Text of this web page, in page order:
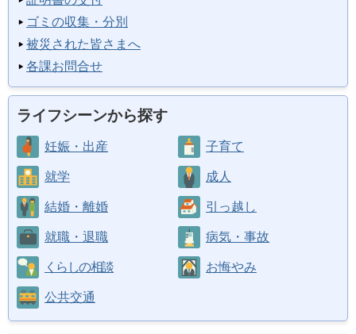
ゴミの収集・分別
被災された皆さまへ
各課お問合せ
ライフシーンから探す
妊娠・出産 子育て
就学 成人
結婚・離婚 引っ越し
就職・退職 病気・事故
くらしの相談 お悔やみ
公共交通